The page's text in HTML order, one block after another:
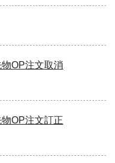
物OP注文取消
物OP注文訂正